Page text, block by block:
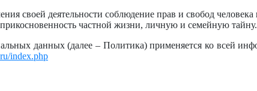
своей деятельности соблюдение прав и свобод
частной жизни, личную и семейную тайну.
данных (далее – Политика) применяется ко всей
index.php